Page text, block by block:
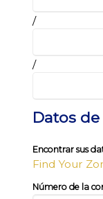
/
/
Datos
Encontrar sus
Find Your
Número de la